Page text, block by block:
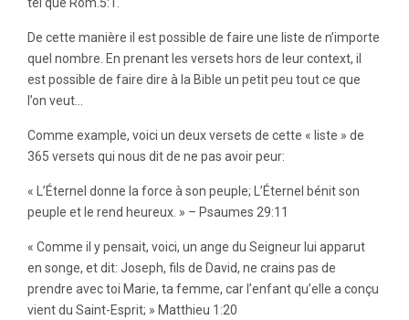
De cette manière il est possible de faire une liste de n’importe
quel nombre. En prenant les versets hors de leur context, il
est possible de faire dire à la Bible un petit peu tout ce que
l’on veut…
Comme example, voici un deux versets de cette « liste » de
365 versets qui nous dit de ne pas avoir peur:
« L’Éternel donne la force à son peuple; L’Éternel bénit son
peuple et le rend heureux. » – Psaumes 29:11
« Comme il y pensait, voici, un ange du Seigneur lui apparut
en songe, et dit: Joseph, fils de David, ne crains pas de
prendre avec toi Marie, ta femme, car l’enfant qu’elle a conçu
vient du Saint-Esprit; » Matthieu 1:20